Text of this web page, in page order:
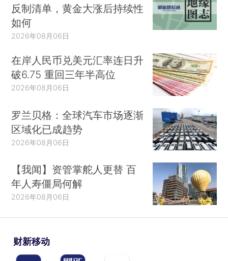
反制清单，黄金大涨后持续性
如何
2026年08月06日
在岸人民币兑美元汇率连日升
破6.75 重回三年半高位
2026年08月06日
罗兰贝格：全球汽车市场逐渐
区域化已成趋势
2026年08月06日
【我闻】资管掌舵人更替 百
年人寿僵局何解
2026年08月06日
财新移动